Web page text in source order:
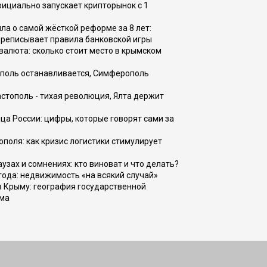
запускает крипторынок с 1
о самой жёсткой реформе за 8 лет:
правила банковской игры
сколько стоит место в крымском
останавливается, Симферополь
- тихая революция, Ялта держит
России: цифры, которые говорят сами за
как кризис логистики стимулирует
и сомнениях: кто виноват и что делать?
недвижимость «на всякий случай»
география государственной